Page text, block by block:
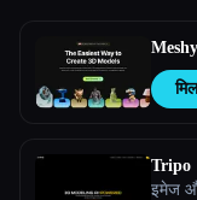
Tripo
इमेज